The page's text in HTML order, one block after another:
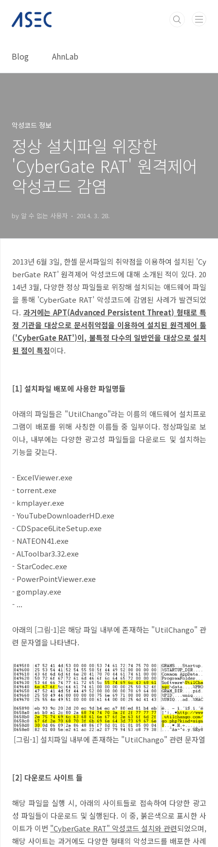
Blog AhnLab
악성코드 정보
정상 설치파일 위장한
'CyberGate RAT' 원격제어
악성코드 감염
by 알 수 없는 사용자 2014. 3. 28.
2013년 6월 3일, 한셀 문서파일의 취약점을 이용하여 설치된 'Cy
berGate RAT' 원격제어 악성코드에 대해 소개된 적이 있다. 20
14년 3월, 다양한 정상 파일들로 위장해 설치되는 애드웨어 파일
을 통해 'CyberGate RAT' 악성코드에 감염된 사례가 발견되었
다. 과거에는 APT(Advanced Persistent Threat) 형태로 특
정 기관을 대상으로 문서취약점을 이용하여 설치된 원격제어 툴
('CyberGate RAT')이, 불특정 다수의 일반인을 대상으로 설치
된 점이 특징이다.
[1] 설치파일 배포에 사용한 파일명들
아래의 파일들은 "UtilChango"라는 이름의 애드웨어 설치프로
그램이 배포를 위해 사칭한 이름들 중 일부이다. 정상파일로 보
이나, 내부에는 다양한 광고성 파일들을 다운로드 및 설치하는
기능을 갖는다.
- ExcelViewer.exe
- torrent.exe
- kmplayer.exe
- YouTubeDownloaderHD.exe
- CDSpace6LiteSetup.exe
- NATEON41.exe
- ALToolbar3.32.exe
- StarCodec.exe
- PowerPointViewer.exe
- gomplay.exe
- ...
아래의 [그림-1]은 해당 파일 내부에 존재하는 "UtilChango" 관
련 문자열을 나타낸다.
[그림-1] 설치파일 내부에 존재하는 "UtilChango" 관련 문자열
[2] 다운로드 사이트 들
해당 파일을 실행 시, 아래의 사이트들로 접속하여 다양한 광고
성 파일들이 다운로드 및 실행된다. 이 중, 붉은색으로 표시한 사
이트가 이번 "CyberGate RAT" 악성코드 설치와 관련되었으며,
해당 사이트는 과거에도 다양한 형태의 악성코드를 배포한 사례